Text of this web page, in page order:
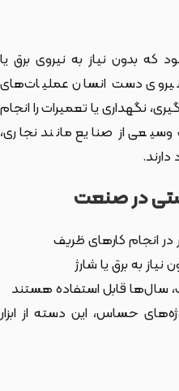
بدون نیاز به نیروی برق یا
نیروی دست انسان عملیات‌های
نگهداری یا تعمیرات را انجام
از صنایع مانند نجاری،
در صنعت
در انجام کارهای ظریف
نیاز به برق یا شارژ
سال‌ها قابل استفاده هستند
حساس، این دسته از ابزار